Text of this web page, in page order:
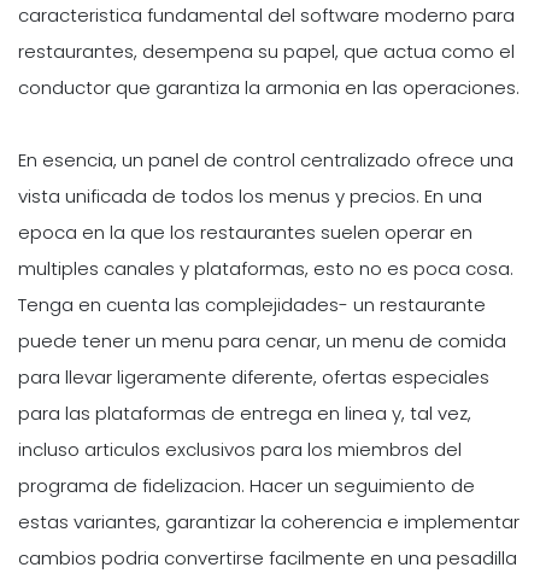
caracteristica fundamental del software moderno para
restaurantes, desempena su papel, que actua como el
conductor que garantiza la armonia en las operaciones.
En esencia, un panel de control centralizado ofrece una
vista unificada de todos los menus y precios. En una
epoca en la que los restaurantes suelen operar en
multiples canales y plataformas, esto no es poca cosa.
Tenga en cuenta las complejidades- un restaurante
puede tener un menu para cenar, un menu de comida
para llevar ligeramente diferente, ofertas especiales
para las plataformas de entrega en linea y, tal vez,
incluso articulos exclusivos para los miembros del
programa de fidelizacion. Hacer un seguimiento de
estas variantes, garantizar la coherencia e implementar
cambios podria convertirse facilmente en una pesadilla